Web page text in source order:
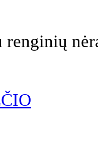
renginių